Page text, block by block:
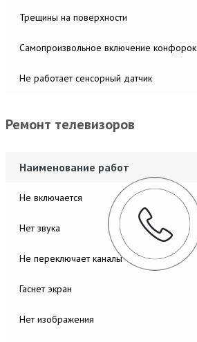
Трещины на поверхности
Самопроизвольное включение конфорок
Не работает сенсорный датчик
Ремонт телевизоров
Наименование работ
Не включается
Нет звука
Не переключает каналы
Гаснет экран
Нет изображения